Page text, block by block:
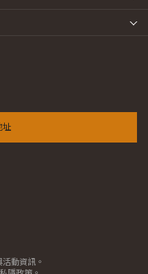
址
動資訊。